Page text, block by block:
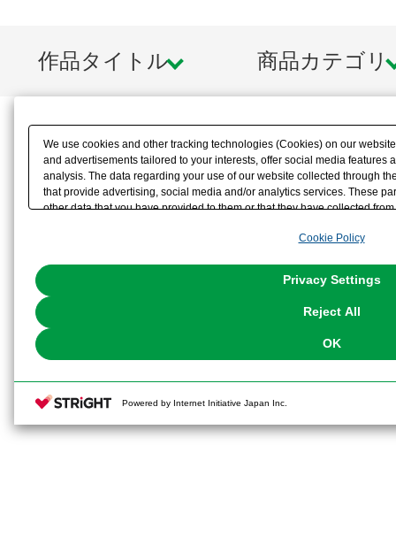
作品タイトル 商品カテゴリ
We use cookies and other tracking technologies (Cookies) on our
and advertisements tailored to your interests, offer social media features
analysis. The data regarding your use of our website collected through
that provide advertising, social media and/or analytics services. These
other data that you have provided to them or that they have collected
the use of all Cookies except for Strictly Necessary Cookies, please
You can change your consent or rejection settings at any time via
Cookie Policy
Privacy Settings
Reject All
OK
Powered by Internet Initiative Japan Inc.